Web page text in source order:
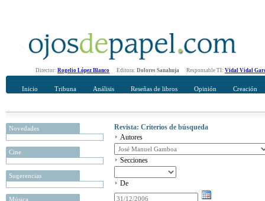
Director: Rogelio López Blanco Editora: Dolores Sanahuja Responsable TI: Vidal Vidal
Inicio Tribuna Análisis Reseñas de libros Opinión Creación
Novedades
Cine
Sugerencias
Música
Revista: Criterios de búsqueda
Autores
Secciones
De